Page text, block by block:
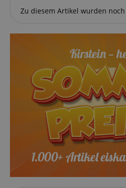
Zu diesem Artikel wurden
Datenschutzerklärung